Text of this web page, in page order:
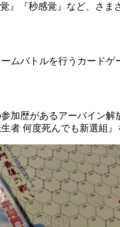
』『秒感覚』など、さま
ムバトルを行うカードゲ
加歴があるアーバイン解
者 何度死んでも新選組